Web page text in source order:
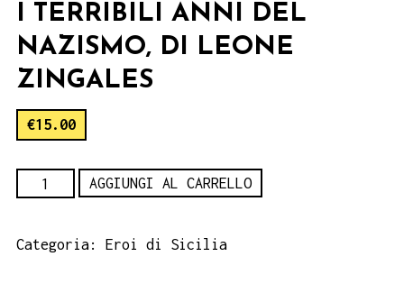
I TERRIBILI ANNI DEL
NAZISMO, DI LEONE
ZINGALES
€15.00
anni
AGGIUNGI AL CARRELLO
Categoria: Eroi di Sicilia